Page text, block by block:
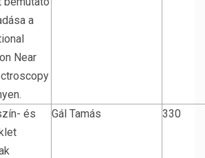
a
Near
és
Gál Tamás 330